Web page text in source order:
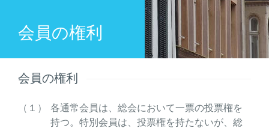
会員の権利
会員の権利
（１）
各通常会員は、総会において一票の投票権を
持つ。特別会員は、投票権を持たないが、総